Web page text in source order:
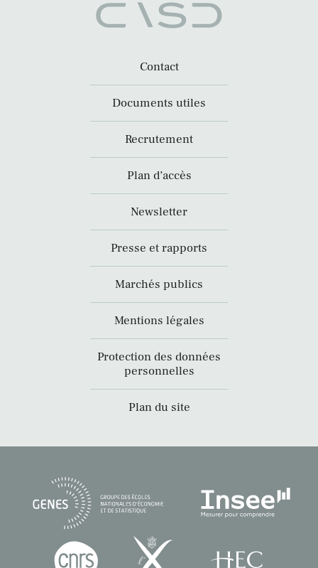
Contact
Documents utiles
Recrutement
Plan d’accès
Newsletter
Presse et rapports
Marchés publics
Mentions légales
Protection des données
personnelles
Plan du site